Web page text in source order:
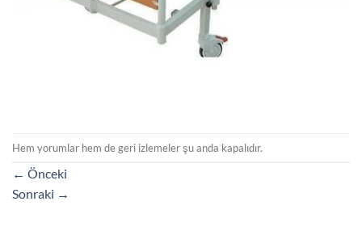
Hem yorumlar hem de geri izlemeler şu anda kapalıdır.
← Önceki
Sonraki →